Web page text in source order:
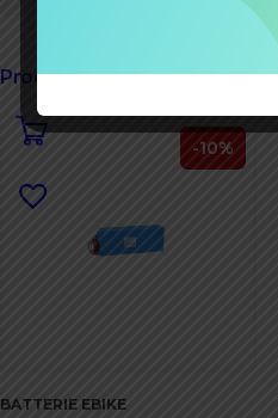
Prodotti correlati
-10%
BATTERIE EBIKE